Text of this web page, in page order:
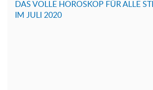
DAS VOLLE HOROSKOP FÜR ALLE
IM JULI 2020